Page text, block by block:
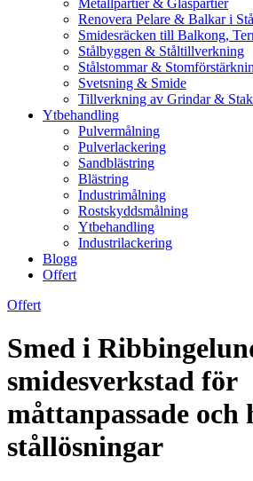
Metallpartier & Glaspartier
Renovera Pelare & Balkar i
Smidesräcken till Balkong,
Stålbyggen & Ståltillverkning
Stålstommar &
Svetsning & Smide
Tillverkning av Grindar &
Ytbehandling
Pulvermålning
Pulverlackering
Sandblästring
Blästring
Industrimålning
Rostskyddsmålning
Ytbehandling
Industrilackering
Blogg
Offert
Offert
Smed i
smidesverkstad för
måttanpassade och
stållösningar